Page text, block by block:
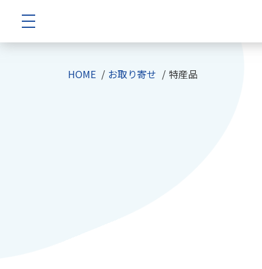
HOME お取り寄せ 特産品